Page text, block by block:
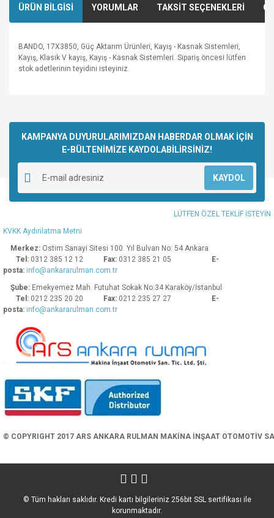
ÜRÜN BİLGİSİ YORUMLAR TAKSİT SEÇENEKLERİ
BANDO, 17X3850, Güç Aktarım Ürünleri, Kayış - Kasnak Sistemleri,
Kayış, Klasik V kayış, Kayış - Kasnak Sistemleri. Sipariş öncesi lütfen
stok adetlerinin teyidini isteyiniz.
Yorum Yaz
kullanarak tarafımıza iletebilirsiniz.
Görüş ve önerileriniz için teşekkür ederiz.
Ürün resmi kalitesiz, bozuk veya görüntülenemiyor.
Ürün açıklamasında eksik bilgiler bulunuyor.
Ürün bilgilerinde hatalar bulunuyor.
Ürün fiyatı diğer sitelerden daha pahalı.
Bu ürüne benzer farklı alternatifler olmalı.
KAMPANYA DUYURULARIMIZDAN HABERDAR OLMAK İÇİN
E-BÜLTENİMİZE KAYDOLABİLİRSİNİZ!
KAYDOL
LÜTFEN ÖZEL TEKLİF İSTEYİN
KVKK Aydınlatma Metni
Merkez: Ostim Sanayi Sitesi 100. Yıl Bulvarı No: 54 Ankara
Tel: 0312 385 12 12 Fax: 0312 385 21 05
E-
posta: info@ankararulman.com.tr
Şube: Emekyemez Mah. Futuhat Sokak No:34 Karaköy/İstanbul
Tel: 0212 235 20 20 Fax: 0212 235 27 27
E-
posta: info@ankararulman.com.tr
© COPYRIGHT 2017 ARS ANKARA RULMAN MAKİNA İNŞAAT OTOMOTİV
© Tüm hakları saklıdır. Kredi kartı bilgileriniz 256bit SSL sertifikası ile
korunmaktadır.